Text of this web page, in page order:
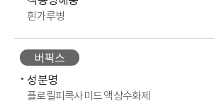
흰가루병
버픽스
성분명
플로릴피콕사미드 액상수화제